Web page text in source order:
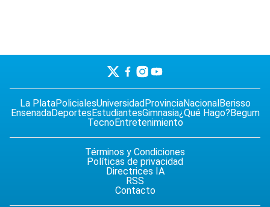
La PlataPolicialesUniversidad ProvinciaNacional Berisso
EnsenadaDeportes EstudiantesGimnasia¿Qué Hago? Begum
TecnoEntretenimiento
Términos y Condiciones
Políticas de privacidad
Directrices IA
RSS
Contacto